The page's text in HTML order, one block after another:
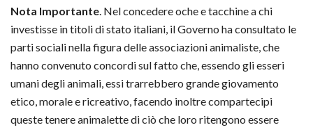
Nota Importante. Nel concedere oche e tacchine a chi
investisse in titoli di stato italiani, il Governo ha consultato le
parti sociali nella figura delle associazioni animaliste, che
hanno convenuto concordi sul fatto che, essendo gli esseri
umani degli animali, essi trarrebbero grande giovamento
etico, morale e ricreativo, facendo inoltre compartecipi
queste tenere animalette di ciò che loro ritengono essere